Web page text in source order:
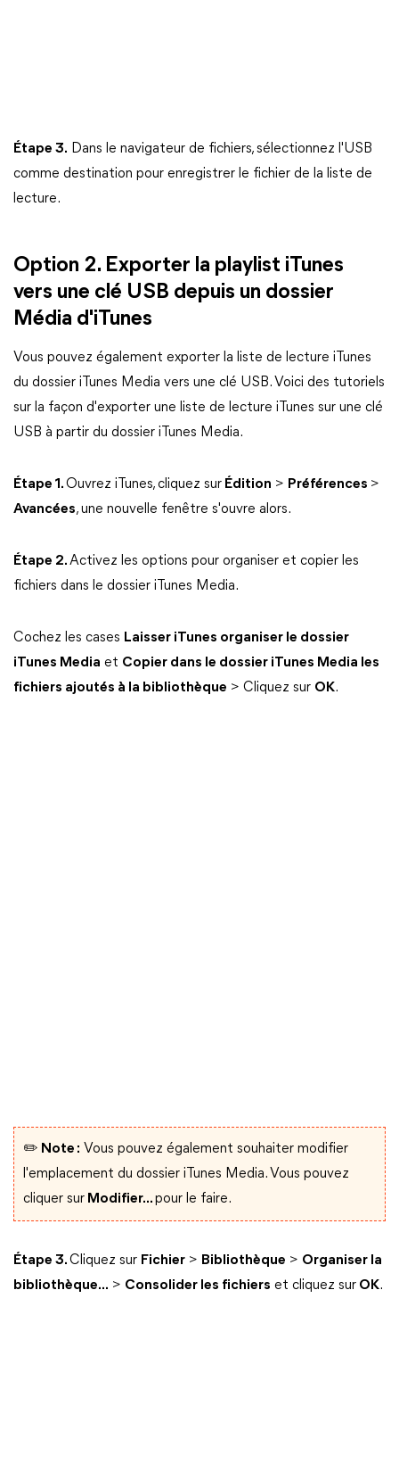
Étape 3. Dans le navigateur de fichiers, sélectionnez l'USB
comme destination pour enregistrer le fichier de la liste de
lecture.
Option 2. Exporter la playlist iTunes
vers une clé USB depuis un dossier
Média d'iTunes
Vous pouvez également exporter la liste de lecture iTunes
du dossier iTunes Media vers une clé USB. Voici des tutoriels
sur la façon d'exporter une liste de lecture iTunes sur une clé
USB à partir du dossier iTunes Media.
Étape 1.Ouvrez iTunes, cliquez sur Édition > Préférences >
Avancées, une nouvelle fenêtre s'ouvre alors.
Étape 2.Activez les options pour organiser et copier les
fichiers dans le dossier iTunes Media.
Cochez les cases Laisser iTunes organiser le dossier
iTunes Media et Copier dans le dossier iTunes Media les
fichiers ajoutés à la bibliothèque > Cliquez sur OK.
✏️ Note : Vous pouvez également souhaiter modifier
l'emplacement du dossier iTunes Media. Vous pouvez
cliquer sur Modifier...pour le faire.
Étape 3.Cliquez sur Fichier > Bibliothèque > Organiser la
bibliothèque... > Consolider les fichiers et cliquez sur OK.